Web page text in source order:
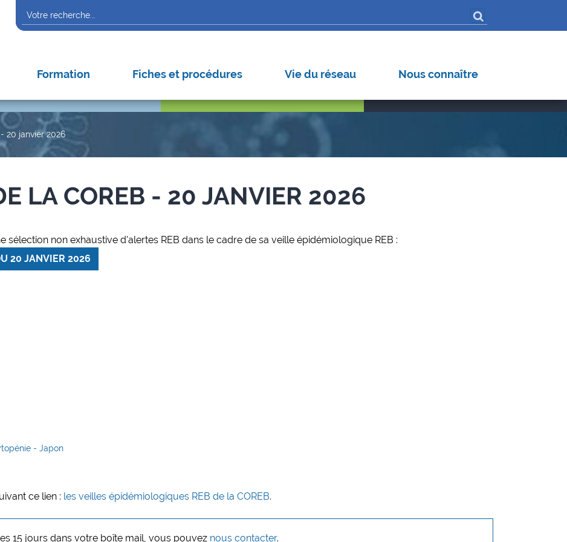
Formation Fiches et procédures Vie du réseau Nous connaître
Autres pathogènes
20 janvier 2026
LA COREB - 20 JANVIER 2026
sélection non exhaustive d'alertes REB dans le cadre de sa veille épidémiologique REB :
20 JANVIER 2026
- Japon
ce lien : les veilles épidémiologiques REB de la COREB.
15 jours dans votre boîte mail, vous pouvez nous contacter.